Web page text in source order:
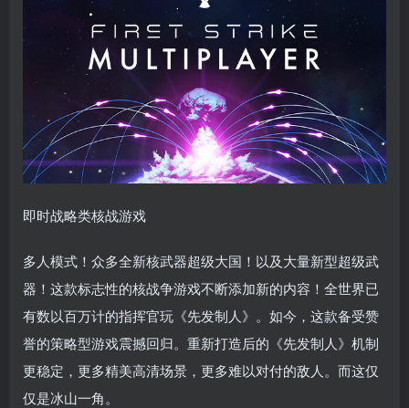
即时战略类核战游戏
多人模式！众多全新核武器超级大国！以及大量新型超级武
器！这款标志性的核战争游戏不断添加新的内容！全世界已
有数以百万计的指挥官玩《先发制人》。如今，这款备受赞
誉的策略型游戏震撼回归。重新打造后的《先发制人》机制
更稳定，更多精美高清场景，更多难以对付的敌人。而这仅
仅是冰山一角。